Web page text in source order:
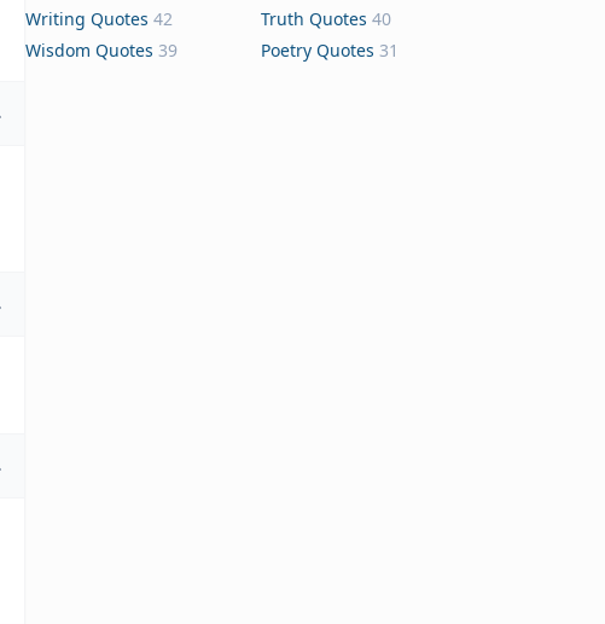
Writing Quotes 42 Truth Quotes 40
Wisdom Quotes 39 Poetry Quotes 31